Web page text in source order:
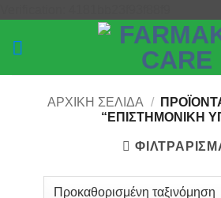
στο
ΑΡΧΙΚΉ ΣΕΛΊΔΑ /
“ΕΠΙΣΤΗΜΟΝΙΚΉ